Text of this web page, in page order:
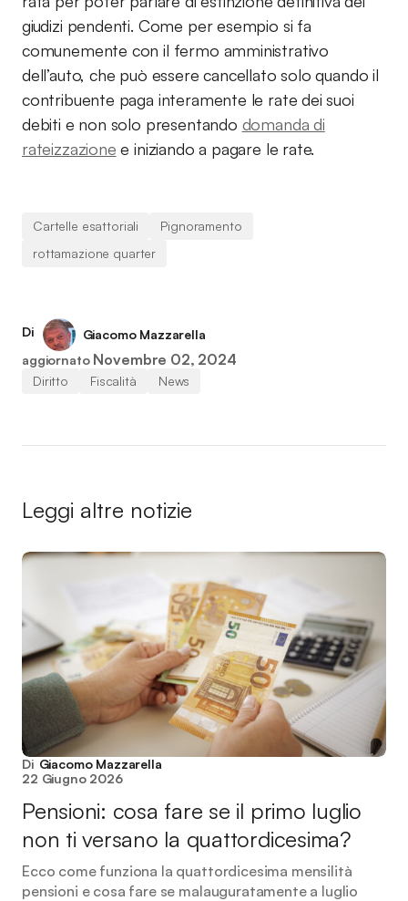
giudizi pendenti. Come per esempio si fa
comunemente con il fermo amministrativo
dell’auto, che può essere cancellato solo quando il
contribuente paga interamente le rate dei suoi
debiti e non solo presentando domanda di
rateizzazione e iniziando a pagare le rate.
Cartelle esattoriali
Pignoramento
rottamazione quarter
Di
Giacomo Mazzarella
aggiornato Novembre 02, 2024
Diritto Fiscalità News
Leggi altre notizie
Di Giacomo Mazzarella
22 Giugno 2026
Pensioni: cosa fare se il primo luglio
non ti versano la quattordicesima?
Ecco come funziona la quattordicesima mensilità
pensioni e cosa fare se malauguratamente a luglio